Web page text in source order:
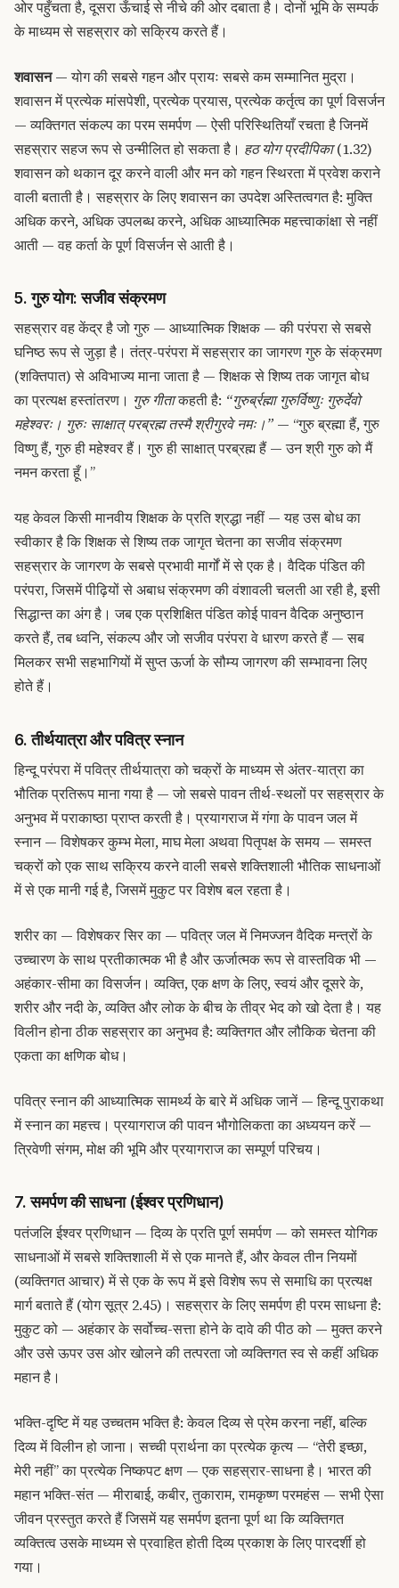
ओर पहुँचता है, दूसरा ऊँचाई से नीचे की ओर दबाता है। दोनों भूमि के सम्पर्क
के माध्यम से सहस्रार को सक्रिय करते हैं।
शवासन— योग की सबसे गहन और प्रायः सबसे कम सम्मानित मुद्रा।
शवासन में प्रत्येक मांसपेशी, प्रत्येक प्रयास, प्रत्येक कर्तृत्व का पूर्ण विसर्जन
— व्यक्तिगत संकल्प का परम समर्पण — ऐसी परिस्थितियाँ रचता है जिनमें
सहस्रार सहज रूप से उन्मीलित हो सकता है। हठ योग प्रदीपिका(1.32)
शवासन को थकान दूर करने वाली और मन को गहन स्थिरता में प्रवेश कराने
वाली बताती है। सहस्रार के लिए शवासन का उपदेश अस्तित्वगत है: मुक्ति
अधिक करने, अधिक उपलब्ध करने, अधिक आध्यात्मिक महत्त्वाकांक्षा से नहीं
आती — वह कर्ता के पूर्ण विसर्जन से आती है।
5. गुरु योग: सजीव संक्रमण
सहस्रार वह केंद्र है जो गुरु — आध्यात्मिक शिक्षक — की परंपरा से सबसे
घनिष्ठ रूप से जुड़ा है। तंत्र-परंपरा में सहस्रार का जागरण गुरु के संक्रमण
(शक्तिपात) से अविभाज्य माना जाता है — शिक्षक से शिष्य तक जागृत बोध
का प्रत्यक्ष हस्तांतरण। गुरु गीताकहती है: “गुरुर्ब्रह्मा गुरुर्विष्णुः गुरुर्देवो
महेश्वरः। गुरुः साक्षात् परब्रह्म तस्मै श्रीगुरवे नमः।” — “गुरु ब्रह्मा हैं, गुरु
विष्णु हैं, गुरु ही महेश्वर हैं। गुरु ही साक्षात् परब्रह्म हैं — उन श्री गुरु को मैं
नमन करता हूँ।”
यह केवल किसी मानवीय शिक्षक के प्रति श्रद्धा नहीं — यह उस बोध का
स्वीकार है कि शिक्षक से शिष्य तक जागृत चेतना का सजीव संक्रमण
सहस्रार के जागरण के सबसे प्रभावी मार्गों में से एक है। वैदिक पंडित की
परंपरा, जिसमें पीढ़ियों से अबाध संक्रमण की वंशावली चलती आ रही है, इसी
सिद्धान्त का अंग है। जब एक प्रशिक्षित पंडित कोई पावन वैदिक अनुष्ठान
करते हैं, तब ध्वनि, संकल्प और जो सजीव परंपरा वे धारण करते हैं — सब
मिलकर सभी सहभागियों में सुप्त ऊर्जा के सौम्य जागरण की सम्भावना लिए
होते हैं।
6. तीर्थयात्रा और पवित्र स्नान
हिन्दू परंपरा में पवित्र तीर्थयात्रा को चक्रों के माध्यम से अंतर-यात्रा का
भौतिक प्रतिरूप माना गया है — जो सबसे पावन तीर्थ-स्थलों पर सहस्रार के
अनुभव में पराकाष्ठा प्राप्त करती है। प्रयागराज में गंगा के पावन जल में
स्नान — विशेषकर कुम्भ मेला, माघ मेला अथवा पितृपक्ष के समय — समस्त
चक्रों को एक साथ सक्रिय करने वाली सबसे शक्तिशाली भौतिक साधनाओं
में से एक मानी गई है, जिसमें मुकुट पर विशेष बल रहता है।
शरीर का — विशेषकर सिर का — पवित्र जल में निमज्जन वैदिक मन्त्रों के
उच्चारण के साथ प्रतीकात्मक भी है और ऊर्जात्मक रूप से वास्तविक भी —
अहंकार-सीमा का विसर्जन। व्यक्ति, एक क्षण के लिए, स्वयं और दूसरे के,
शरीर और नदी के, व्यक्ति और लोक के बीच के तीव्र भेद को खो देता है। यह
विलीन होना ठीक सहस्रार का अनुभव है: व्यक्तिगत और लौकिक चेतना की
एकता का क्षणिक बोध।
पवित्र स्नान की आध्यात्मिक सामर्थ्य के बारे में अधिक जानें — हिन्दू पुराकथा
में स्नान का महत्त्व। प्रयागराज की पावन भौगोलिकता का अध्ययन करें —
त्रिवेणी संगम, मोक्ष की भूमि और प्रयागराज का सम्पूर्ण परिचय।
7. समर्पण की साधना (ईश्वर प्रणिधान)
पतंजलि ईश्वर प्रणिधान — दिव्य के प्रति पूर्ण समर्पण — को समस्त योगिक
साधनाओं में सबसे शक्तिशाली में से एक मानते हैं, और केवल तीन नियमों
(व्यक्तिगत आचार) में से एक के रूप में इसे विशेष रूप से समाधि का प्रत्यक्ष
मार्ग बताते हैं (योग सूत्र 2.45)। सहस्रार के लिए समर्पण ही परम साधना है:
मुकुट को — अहंकार के सर्वोच्च-सत्ता होने के दावे की पीठ को — मुक्त करने
और उसे ऊपर उस ओर खोलने की तत्परता जो व्यक्तिगत स्व से कहीं अधिक
महान है।
भक्ति-दृष्टि में यह उच्चतम भक्ति है: केवल दिव्य से प्रेम करना नहीं, बल्कि
दिव्य में विलीन हो जाना। सच्ची प्रार्थना का प्रत्येक कृत्य — “तेरी इच्छा,
मेरी नहीं” का प्रत्येक निष्कपट क्षण — एक सहस्रार-साधना है। भारत की
महान भक्ति-संत — मीराबाई, कबीर, तुकाराम, रामकृष्ण परमहंस — सभी ऐसा
जीवन प्रस्तुत करते हैं जिसमें यह समर्पण इतना पूर्ण था कि व्यक्तिगत
व्यक्तित्व उसके माध्यम से प्रवाहित होती दिव्य प्रकाश के लिए पारदर्शी हो
गया।